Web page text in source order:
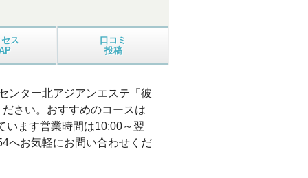
ス
口コミ
投稿
ンター北アジアンエステ「彼
さい。おすすめのコースは
います営業時間は10:00～翌
へお気軽にお問い合わせくだ